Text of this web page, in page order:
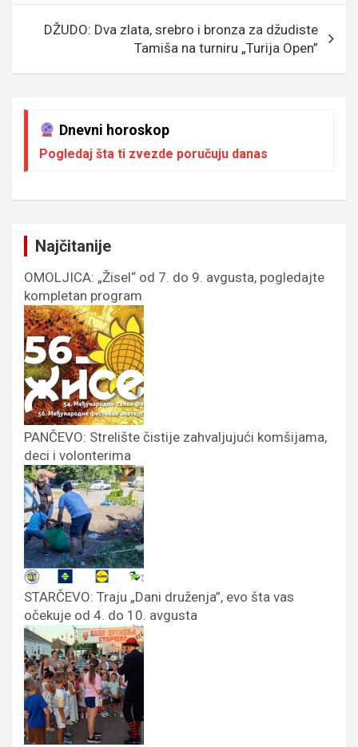
DŽUDO: Dva zlata, srebro i bronza za džudiste
Tamiša na turniru „Turija Open”
Dnevni horoskop
Pogledaj šta ti zvezde poručuju danas
Najčitanije
OMOLJICA: „Žisel“ od 7. do 9. avgusta, pogledajte
kompletan program
PANČEVO: Strelište čistije zahvaljujući komšijama,
deci i volonterima
STARČEVO: Traju „Dani druženja”, evo šta vas
očekuje od 4. do 10. avgusta